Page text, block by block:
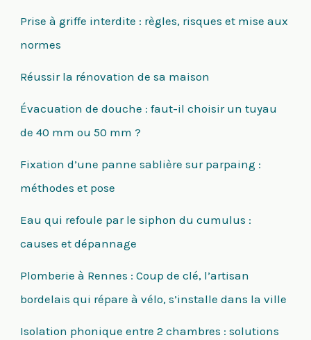
Prise à griffe interdite : règles, risques et mise aux
normes
Réussir la rénovation de sa maison
Évacuation de douche : faut-il choisir un tuyau
de 40 mm ou 50 mm ?
Fixation d’une panne sablière sur parpaing :
méthodes et pose
Eau qui refoule par le siphon du cumulus :
causes et dépannage
Plomberie à Rennes : Coup de clé, l’artisan
bordelais qui répare à vélo, s’installe dans la ville
Isolation phonique entre 2 chambres : solutions